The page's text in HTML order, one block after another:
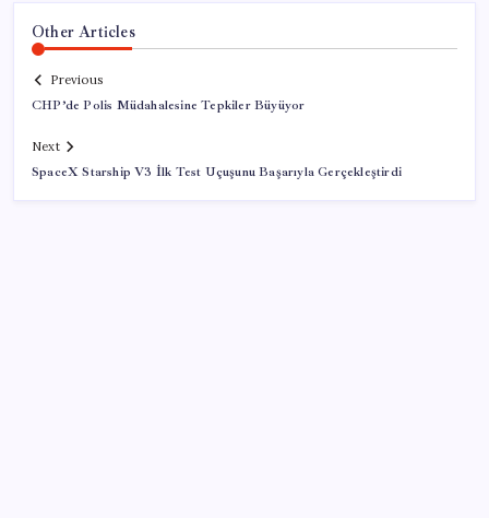
Other Articles
Previous
CHP’de Polis Müdahalesine Tepkiler Büyüyor
Next
SpaceX Starship V3 İlk Test Uçuşunu Başarıyla Gerçekleştirdi